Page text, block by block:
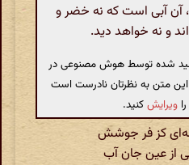
آبی است که نه خضر و
و نه خواهد دید.
شده توسط هوش مصنوعی در
این متن به نظرتان نادرست است
ویرایشکنید.
کز فر جوشش
از عین جان آب